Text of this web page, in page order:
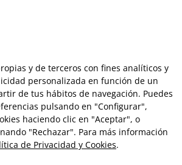
y de terceros con fines analíticos y
personalizada en función de un
de tus hábitos de navegación. Puedes
pulsando en "Configurar",
haciendo clic en "Aceptar", o
"Rechazar". Para más información
de Privacidad y Cookies.